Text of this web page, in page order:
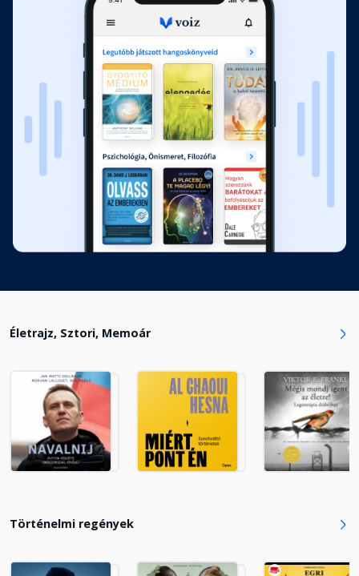
3. Visszavonulás II. rész
Fejezet hossza: 00:44:44
4. Hazautazás
Fejezet hossza: 00:09:55
Belehallgató
Életrajz, Sztori, Memoár
Történelmi regények